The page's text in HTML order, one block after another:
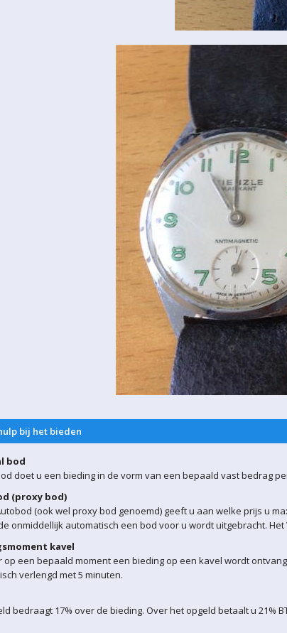
bij het bieden
bod
doet u een bieding in de vorm van een bepaald vast bedrag
(proxy bod)
(ook wel proxy bod genoemd) geeft u aan welke prijs u
onmiddellijk automatisch een bod voor u wordt uitgebracht.
kavel
op een bepaald moment een bieding op een kavel wordt
verlengd met 5 minuten.
bedraagt 17% over de bieding. Over het opgeld betaalt u 21%